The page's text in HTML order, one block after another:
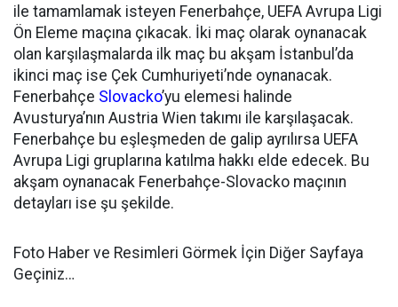
ile tamamlamak isteyen Fenerbahçe, UEFA Avrupa Ligi
Ön Eleme maçına çıkacak. İki maç olarak oynanacak
olan karşılaşmalarda ilk maç bu akşam İstanbul’da
ikinci maç ise Çek Cumhuriyeti’nde oynanacak.
Fenerbahçe Slovacko’yu elemesi halinde
Avusturya’nın Austria Wien takımı ile karşılaşacak.
Fenerbahçe bu eşleşmeden de galip ayrılırsa UEFA
Avrupa Ligi gruplarına katılma hakkı elde edecek. Bu
akşam oynanacak Fenerbahçe-Slovacko maçının
detayları ise şu şekilde.
Foto Haber ve Resimleri Görmek İçin Diğer Sayfaya
Geçiniz…